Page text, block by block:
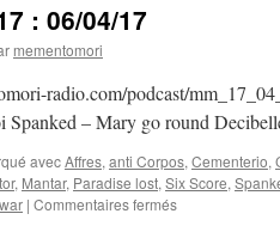
: 06/04/17
mementomori
radio.com/podcast/
– Mary go round
avecAffres, anti Corpos, Cementerio,
, Mantar, Paradise lost, Six Score,
| Commentaires ferméssur